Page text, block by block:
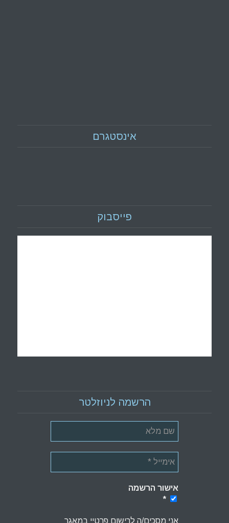
אינסטגרם
פייסבוק
הרשמה לניוזלטר
אישור הרשמה
*
אני מסכים/ה לרישום פרטיי במאגר